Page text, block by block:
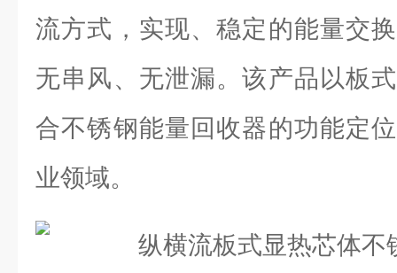
流方式，实现、稳定的能量交
无串风、无泄漏。该产品以板
合不锈钢能量回收器的功能定
业领域。